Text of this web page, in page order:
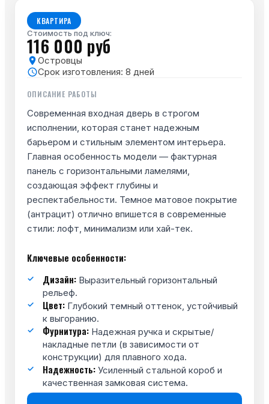
КВАРТИРА
Стоимость под ключ:
116 000 руб
Островцы
Срок изготовления: 8 дней
ОПИСАНИЕ РАБОТЫ
Современная входная дверь в строгом
исполнении, которая станет надежным
барьером и стильным элементом интерьера.
Главная особенность модели — фактурная
панель с горизонтальными ламелями,
создающая эффект глубины и
респектабельности. Темное матовое покрытие
(антрацит) отлично впишется в современные
стили: лофт, минимализм или хай-тек.
Ключевые особенности:
Дизайн: Выразительный горизонтальный
рельеф.
Цвет: Глубокий темный оттенок, устойчивый
к выгоранию.
Фурнитура: Надежная ручка и скрытые/
накладные петли (в зависимости от
конструкции) для плавного хода.
Надежность: Усиленный стальной короб и
качественная замковая система.